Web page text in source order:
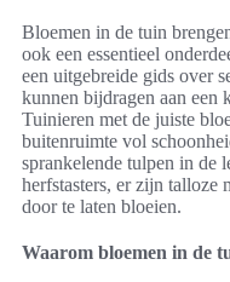
Bloemen in de tuin
ook een essentieel
een uitgebreide gids over
kunnen bijdragen aan een
Tuinieren met de juiste
buitenruimte vol
sprankelende tulpen in de
herfstasters, er zijn talloze
door te laten bloeien.
Waarom bloemen in de